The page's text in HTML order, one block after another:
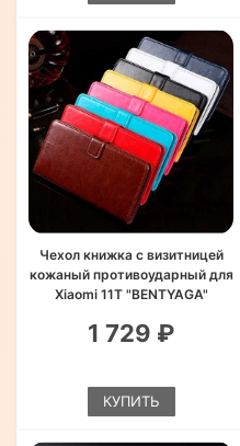
Чехол книжка с визитницей
кожаный противоударный для
Xiaomi 11T "BENTYAGA"
1 729 ₽
КУПИТЬ